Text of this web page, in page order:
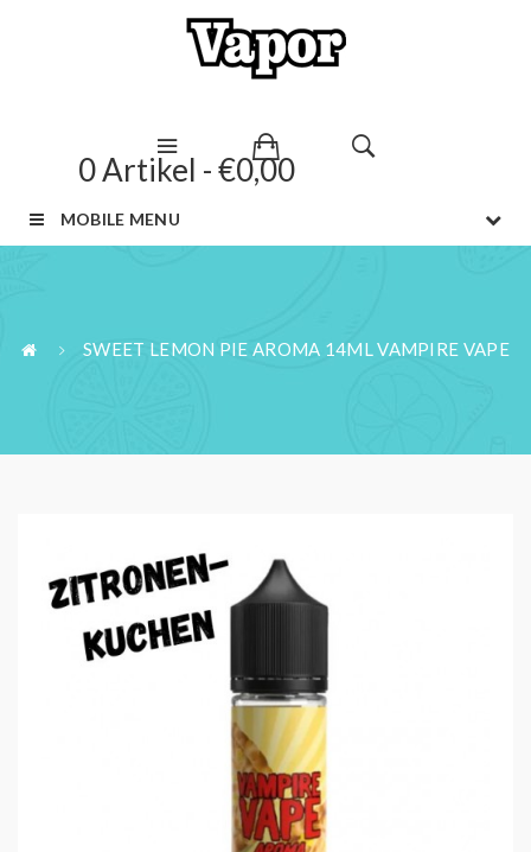
0 Artikel - €0,00
MOBILE MENU
SWEET LEMON PIE AROMA 14ML VAMPIRE VAPE